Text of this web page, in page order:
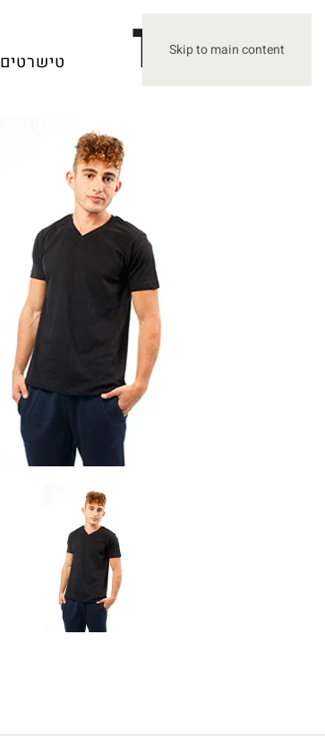
Skip to main content
טישרטים